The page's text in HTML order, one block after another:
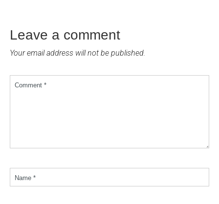
Leave a comment
Your email address will not be published.
Comment *
Name *